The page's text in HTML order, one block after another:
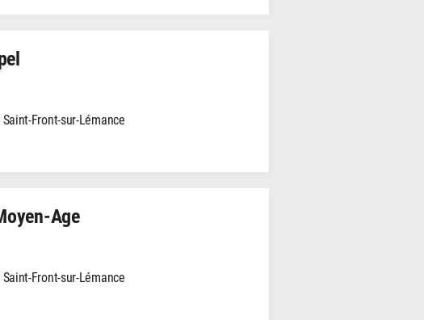
Front-sur-Lémance
Age
Front-sur-Lémance